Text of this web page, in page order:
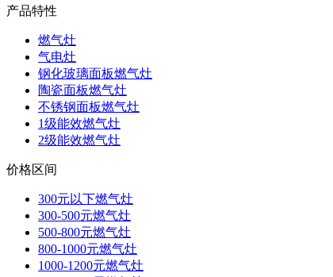
产品特性
燃气灶
气电灶
钢化玻璃面板燃气灶
陶瓷面板燃气灶
不锈钢面板燃气灶
1级能效燃气灶
2级能效燃气灶
价格区间
300元以下燃气灶
300-500元燃气灶
500-800元燃气灶
800-1000元燃气灶
1000-1200元燃气灶